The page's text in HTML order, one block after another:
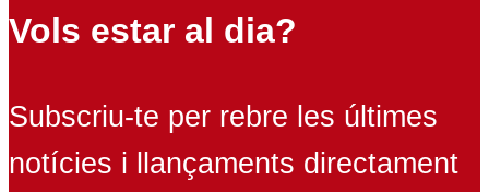
Vols estar al dia?
Subscriu-te per rebre les últimes
notícies i llançaments directament